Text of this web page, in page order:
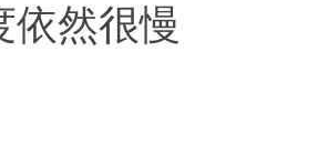
依然很慢